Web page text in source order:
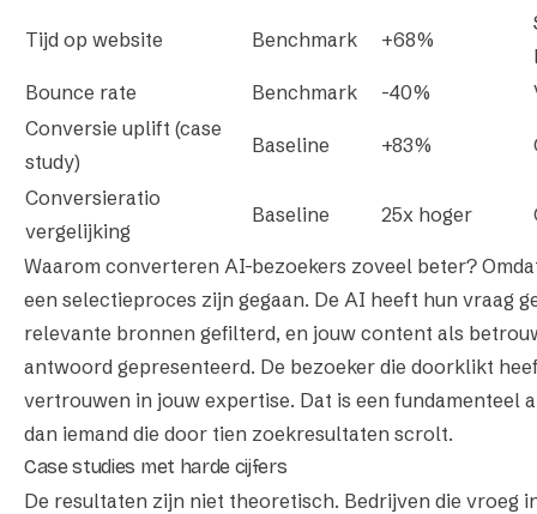
Tijd op website Benchmark +68%
Bounce rate
Benchmark -40%
Conversie uplift (case
study)
Baseline +83%
Conversieratio
vergelijking
Baseline 25x hoger
Waarom converteren AI-bezoekers zoveel beter?
een selectieproces zijn gegaan. De AI heeft hun vraag
relevante bronnen gefilterd, en jouw content als
antwoord gepresenteerd. De bezoeker die doorklikt
vertrouwen in jouw expertise. Dat is een fundamenteel
dan iemand die door tien zoekresultaten scrolt.
Case studies met harde cijfers
De resultaten zijn niet theoretisch. Bedrijven die vroeg